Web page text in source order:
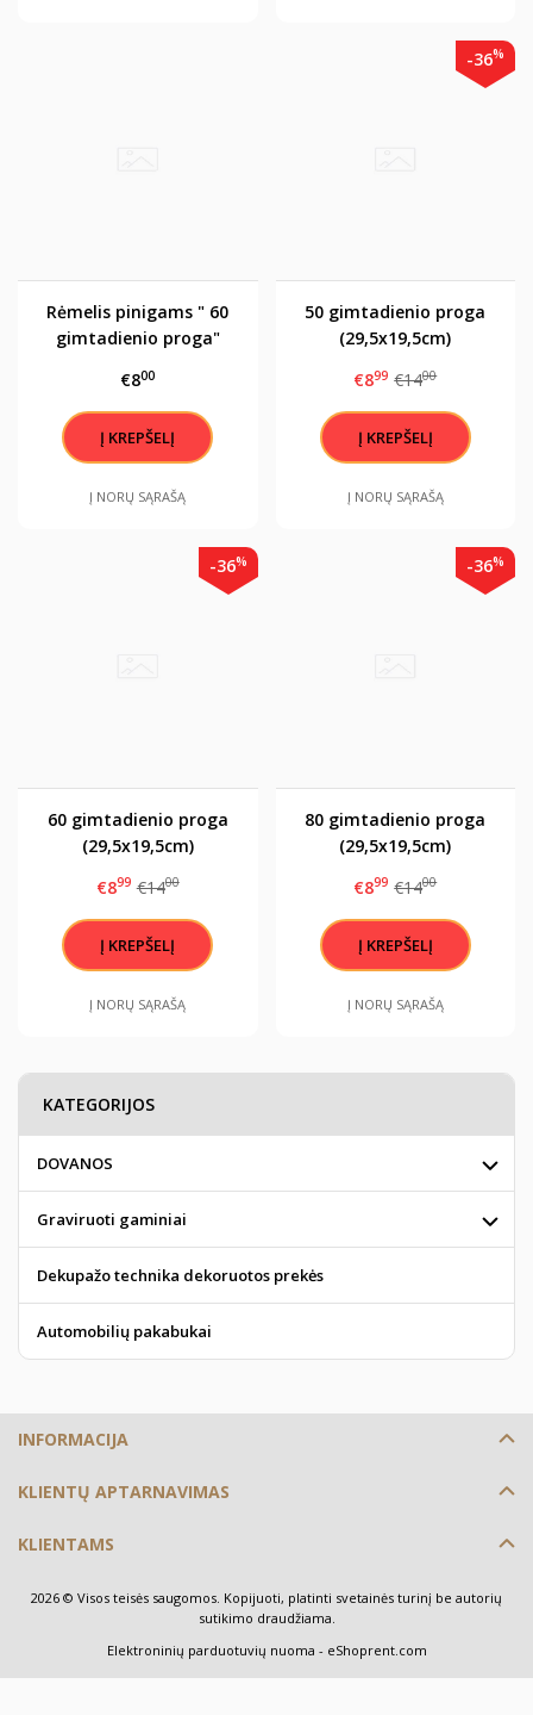
Rėmelis pinigams " 60
gimtadienio proga"
€800
Į NORŲ SĄRAŠĄ
-36%
50 gimtadienio proga
(29,5x19,5cm)
€899 €1400
Į NORŲ SĄRAŠĄ
-36%
60 gimtadienio proga
(29,5x19,5cm)
€899 €1400
Į NORŲ SĄRAŠĄ
-36%
80 gimtadienio proga
(29,5x19,5cm)
€899 €1400
Į NORŲ SĄRAŠĄ
KATEGORIJOS
DOVANOS
Graviruoti gaminiai
Dekupažo technika dekoruotos prekės
Automobilių pakabukai
INFORMACIJA
KLIENTŲ APTARNAVIMAS
KLIENTAMS
2026 © Visos teisės saugomos. Kopijuoti, platinti svetainės turinį be autorių
sutikimo draudžiama.
Elektroninių parduotuvių nuoma - eShoprent.com